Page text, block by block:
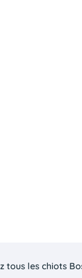
tous les chiots